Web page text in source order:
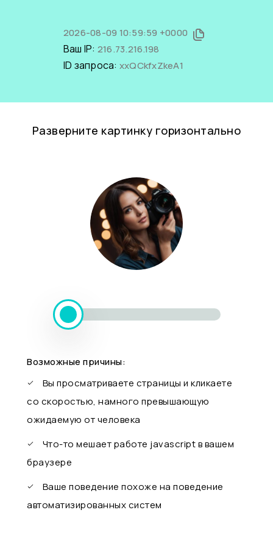
2026-08-09 10:59:59 +0000
Ваш IP: 216.73.216.198
ID запроса: xxQCkfxZkeA1
Разверните картинку горизонтально
Возможные причины:
Вы просматриваете страницы и кликаете
со скоростью, намного превышающую
ожидаемую от человека
Что-то мешает работе javascript в вашем
браузере
Ваше поведение похоже на поведение
автоматизированных систем